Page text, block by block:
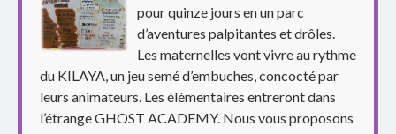
pour quinze jours en un parc
d’aventures palpitantes et drôles.
Les maternelles vont vivre au rythme
du KILAYA, un jeu semé d’embuches, concocté par
leurs animateurs. Les élémentaires entreront dans
l’étrange GHOST ACADEMY. Nous vous proposons